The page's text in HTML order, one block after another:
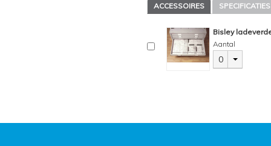
ACCESSOIRES SPECIFICATIES
Bisley
Aantal
0